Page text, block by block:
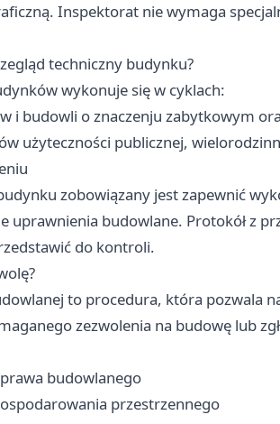
Inspektorat nie wymaga
techniczny budynku?
wykonuje się w cyklach:
i budowli o znaczenju zabytkowym
użyteczności publicznej,
zobowiązany jest zapewnić
uprawnienia budowlane. Protokół z
do kontroli.
to procedura, która pozwala
zezwolenia na budowę lub
budowlanego
przestrzennego